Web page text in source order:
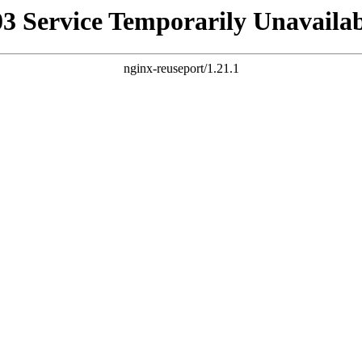
Service Temporarily
nginx-reuseport/1.21.1